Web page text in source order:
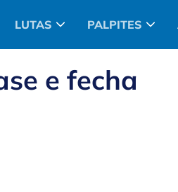
LUTAS PALPITES
e fecha